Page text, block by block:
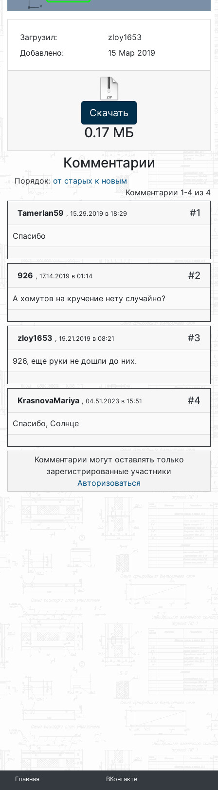
Загрузил:
zloy1653
Добавлено:
15 Мар 2019
Скачать
0.17 МБ
Комментарии
Порядок: от старых к новым
Комментарии 1-4 из 4
Tamerlan59 , 15.29.2019 в 18:29 #1
Спасибо
926 , 17.14.2019 в 01:14 #2
А хомутов на кручение нету случайно?
zloy1653 , 19.21.2019 в 08:21 #3
926, еще руки не дошли до них.
KrasnovaMariya , 04.51.2023 в 15:51 #4
Спасибо, Солнце
Комментарии могут оставлять только
зарегистрированные участники
Авторизоваться
Главная ВКонтакте